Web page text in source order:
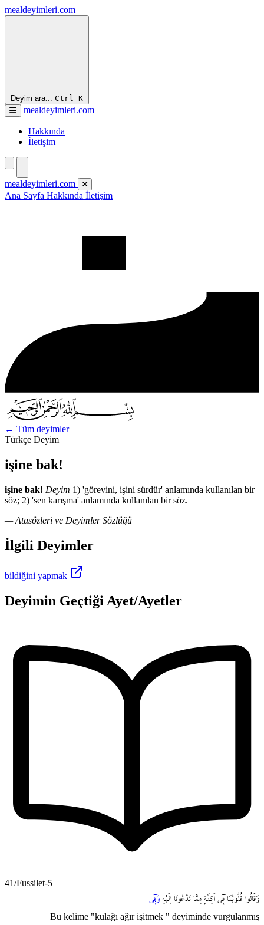
mealdeyimleri.com
Deyim ara... Ctrl K
mealdeyimleri.com
Hakkında
İletişim
mealdeyimleri.com
Ana Sayfa Hakkında İletişim
← Tüm deyimler
Türkçe Deyim
işine bak!
işine bak! Deyim 1) 'görevini, işini sürdür' anlamında kullanılan bir
söz; 2) 'sen karışma' anlamında kullanılan bir söz.
— Atasözleri ve Deyimler Sözlüğü
İlgili Deyimler
bildiğini yapmak
Deyimin Geçtiği Ayet/Ayetler
41/Fussilet-5
وَقَالُوا قُلُوبُنَا ف۪ٓي اَكِنَّةٍ مِمَّا تَدْعُونَٓا اِلَيْهِ وَف۪ٓي
Bu kelime "kulağı ağır işitmek " deyiminde vurgulanmış